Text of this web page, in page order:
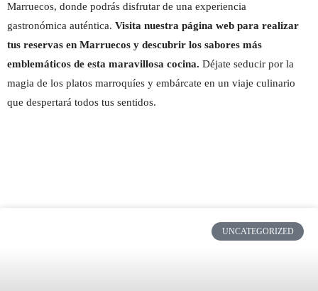
Marruecos, donde podrás disfrutar de una experiencia
gastronómica auténtica. Visita nuestra página web para realizar
tus reservas en Marruecos y descubrir los sabores más
emblemáticos de esta maravillosa cocina. Déjate seducir por la
magia de los platos marroquíes y embárcate en un viaje culinario
que despertará todos tus sentidos.
UNCATEGORIZED